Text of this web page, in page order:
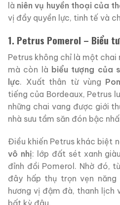
là niên vụ huyền thoại của
vị đầy quyền lực, tinh tế và
1. Petrus Pomerol – Biểu
Petrus không chỉ là một chai
mà còn là biểu tượng của
lực. Xuất thân từ vùng
tiếng của Bordeaux, Petrus
những chai vang được giới
nhà sưu tầm săn đón bậc
Điều khiến Petrus khác biệt
vô nhị: lớp đất sét xanh
đỉnh đồi Pomerol. Nhờ đó,
đây hấp thụ trọn vẹn năng
hương vị đậm đà, thanh lịch
bất kỳ đâu.